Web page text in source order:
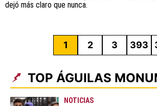
dejó más claro que nunca.
1 2 3 393
TOP ÁGUILAS
NOTICIAS